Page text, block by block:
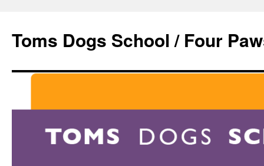
springen
Toms Dogs School / Four